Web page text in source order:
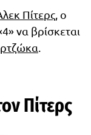
Πίτερς, ο
να βρίσκεται
.
Πίτερς